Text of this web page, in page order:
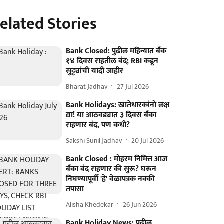
Stories
Bank Closed: पुढील महिन्यात बँक
१४ दिवस राहतील बंद; RBI कडून
सुट्ट्यांची यादी जाहीर
Bharat Jadhav 27 Jul 2026
Bank Holidays: खातेधारकांनो लक्ष
द्या! या आठवड्यात ३ दिवस बँका
राहणार बंद, पण कधी?
Sakshi Sunil Jadhav 20 Jul 2026
Bank Closed : मोहरम निमित्त आज
बँका बंद राहणार की सुरू? घरून
निघण्यापूर्वी 'हे' वेळापत्रक नक्की
तपासा
Alisha Khedekar 26 Jun 2026